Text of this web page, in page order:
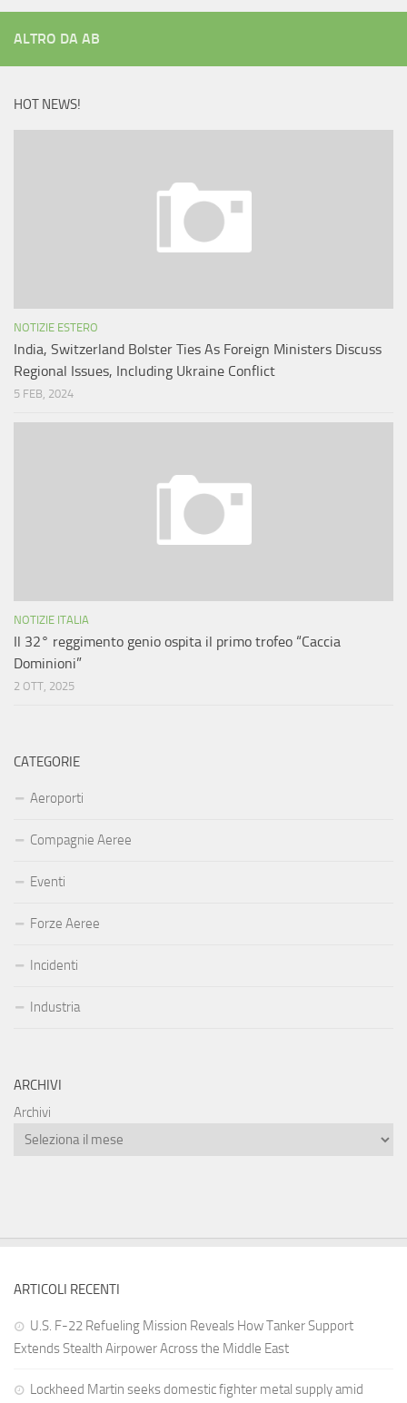
ALTRO DA AB
HOT NEWS!
NOTIZIE ESTERO
India, Switzerland Bolster Ties As Foreign Ministers Discuss
Regional Issues, Including Ukraine Conflict
5 FEB, 2024
NOTIZIE ITALIA
Il 32° reggimento genio ospita il primo trofeo “Caccia
Dominioni”
2 OTT, 2025
CATEGORIE
Aeroporti
Compagnie Aeree
Eventi
Forze Aeree
Incidenti
Industria
ARCHIVI
Archivi
ARTICOLI RECENTI
U.S. F-22 Refueling Mission Reveals How Tanker Support
Extends Stealth Airpower Across the Middle East
Lockheed Martin seeks domestic fighter metal supply amid